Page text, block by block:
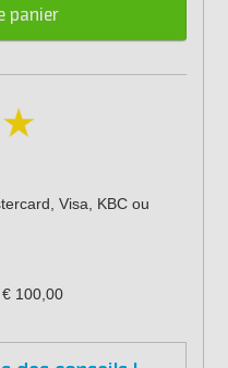
panier
Visa, KBC ou
100,00